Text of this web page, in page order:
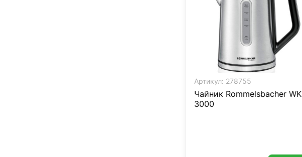
Артикул: 278755
Чайник Rommelsbacher WK
3000